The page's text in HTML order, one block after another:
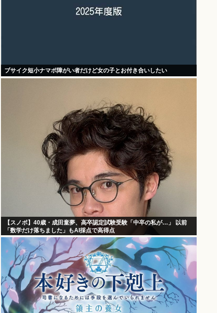
ブサイク短小ナマポ障がい者だけど女の子とお付き合いしたい
【スノボ】40歳・成田童夢、高卒認定試験受験「中卒の私が…」 以前
「数学だけ落ちました」もAI採点で高得点